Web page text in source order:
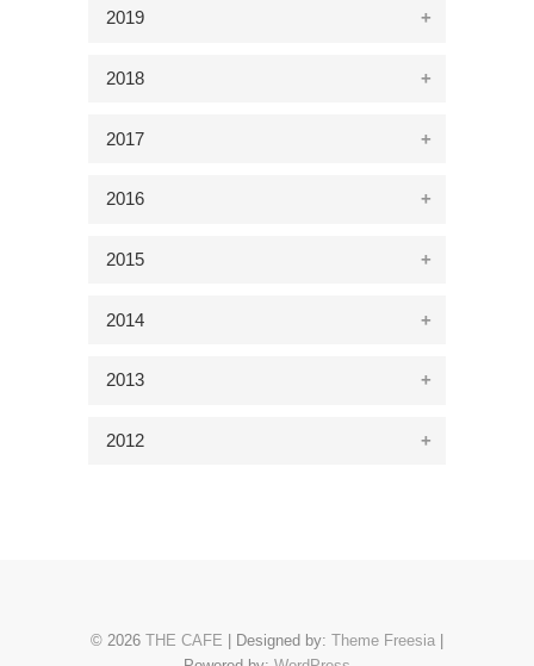
2019
2018
2017
2016
2015
2014
2013
2012
© 2026 THE CAFE | Designed by: Theme Freesia